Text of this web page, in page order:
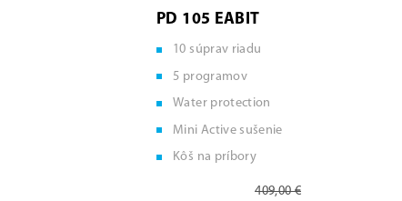
PD 105 EABIT
10 súprav riadu
5 programov
Water protection
Mini Active sušenie
Kôš na príbory
409,00 €